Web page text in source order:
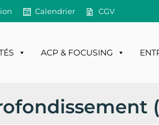
Calendrier CGV
ACP & FOCUSING